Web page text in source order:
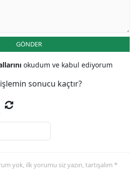
GÖNDER
okudum ve kabul ediyorum
sonucu kaçtır?
yok, ilk yorumu siz yazın, tartışalım *